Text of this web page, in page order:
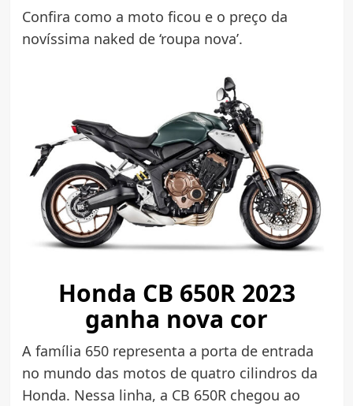
Confira como a moto ficou e o preço da
novíssima naked de ‘roupa nova’.
Honda CB 650R 2023
ganha nova cor
A família 650 representa a porta de entrada
no mundo das motos de quatro cilindros da
Honda. Nessa linha, a CB 650R chegou ao